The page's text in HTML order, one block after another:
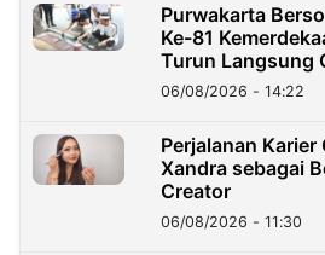
Purwakarta
Ke-81
Turun Langsung
06/08/2026 - 14:22
Perjalanan Karier
Xandra sebagai
Creator
06/08/2026 - 11:30